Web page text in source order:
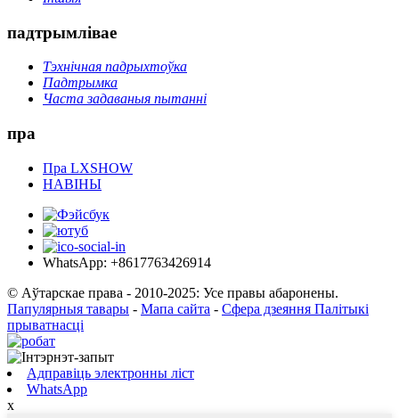
падтрымлівае
Тэхнічная падрыхтоўка
Падтрымка
Часта задаваныя пытанні
пра
Пра LXSHOW
НАВІНЫ
WhatsApp: +8617763426914
© Аўтарскае права - 2010-2025: Усе правы абаронены.
Папулярныя тавары - Мапа сайта - Сфера дзеяння Палітыкі
прыватнасці
Адправіць электронны ліст
WhatsApp
x